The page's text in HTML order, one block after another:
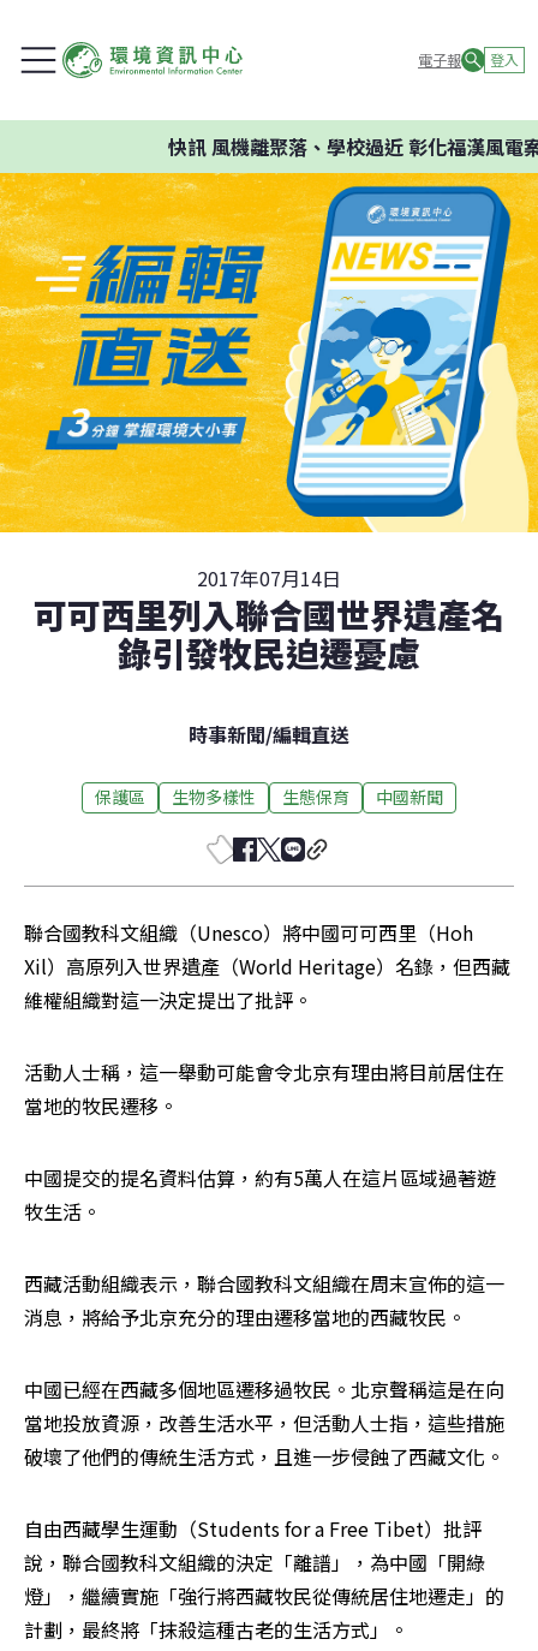
電子報 登入
快訊風機離聚落、學校過近 彰化福漢風電案
2017年07月14日
可可西里列入聯合國世界遺產名
錄引發牧民迫遷憂慮
時事新聞/編輯直送
保護區 生物多樣性 生態保育 中國新聞
聯合國教科文組織（Unesco）將中國可可西里（Hoh
Xil）高原列入世界遺產（World Heritage）名錄，但西藏
維權組織對這一決定提出了批評。
活動人士稱，這一舉動可能會令北京有理由將目前居住在
當地的牧民遷移。
中國提交的提名資料估算，約有5萬人在這片區域過著遊
牧生活。
西藏活動組織表示，聯合國教科文組織在周末宣佈的這一
消息，將給予北京充分的理由遷移當地的西藏牧民。
中國已經在西藏多個地區遷移過牧民。北京聲稱這是在向
當地投放資源，改善生活水平，但活動人士指，這些措施
破壞了他們的傳統生活方式，且進一步侵蝕了西藏文化。
自由西藏學生運動（Students for a Free Tibet）批評
說，聯合國教科文組織的決定「離譜」，為中國「開綠
燈」，繼續實施「強行將西藏牧民從傳統居住地遷走」的
計劃，最終將「抹殺這種古老的生活方式」。